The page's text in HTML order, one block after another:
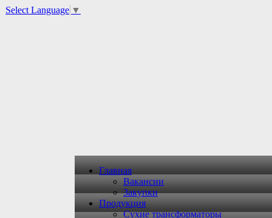
Select Language ▼
Главная
Вакансии
Закупки
Продукция
Сухие трансформаторы